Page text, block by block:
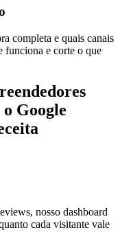
completa e quais canais
e corte o que
Google
nosso dashboard
cada visitante vale